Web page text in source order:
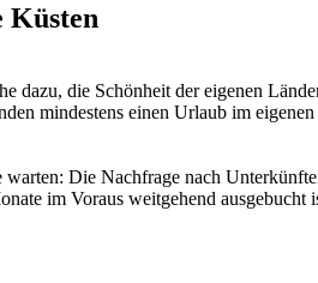
Küsten
dazu, die Schönheit der eigenen
mindestens einen Urlaub im
Die Nachfrage nach
im Voraus weitgehend ausgebucht